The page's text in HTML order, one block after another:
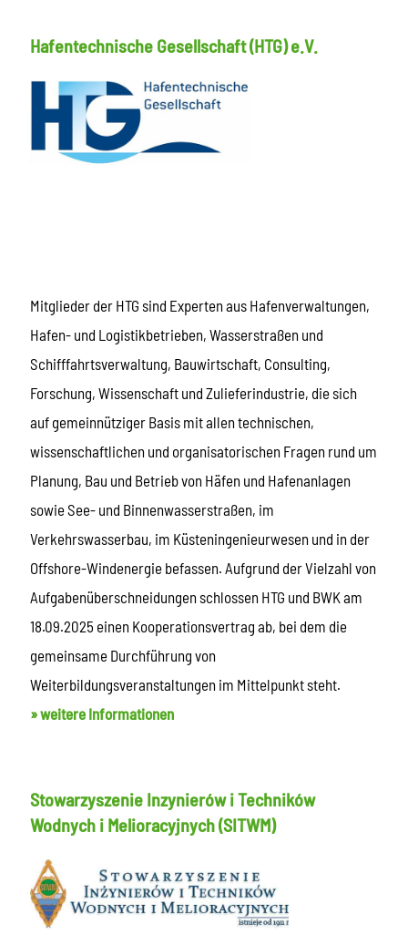
Hafentechnische Gesellschaft (HTG) e.V.
Mitglieder der HTG sind Experten aus Hafenverwaltungen,
Hafen- und Logistikbetrieben, Wasserstraßen und
Schifffahrtsverwaltung, Bauwirtschaft, Consulting,
Forschung, Wissenschaft und Zulieferindustrie, die sich
auf gemeinnütziger Basis mit allen technischen,
wissenschaftlichen und organisatorischen Fragen rund um
Planung, Bau und Betrieb von Häfen und Hafenanlagen
sowie See- und Binnenwasserstraßen, im
Verkehrswasserbau, im Küsteningenieurwesen und in der
Offshore-Windenergie befassen. Aufgrund der Vielzahl von
Aufgabenüberschneidungen schlossen HTG und BWK am
18.09.2025 einen Kooperationsvertrag ab, bei dem die
gemeinsame Durchführung von
Weiterbildungsveranstaltungen im Mittelpunkt steht.
» weitere Informationen
Stowarzyszenie Inzynierów i Techników
Wodnych i Melioracyjnych (SITWM)